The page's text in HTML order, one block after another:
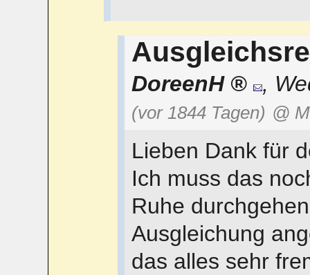
DoreenH ,
(vor 1844 Tagen) @
Lieben Dank für
Ich muss das
Ruhe
Ausgleichung
das alles sehr